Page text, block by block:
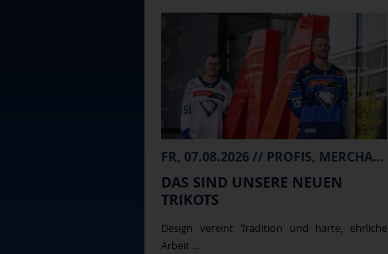
FR, 07.08.2026 // PROFIS, MERCHANDISE
DAS SIND UNSERE NEUEN
TRIKOTS
Design vereint Tradition und harte, ehrliche
Arbeit ...